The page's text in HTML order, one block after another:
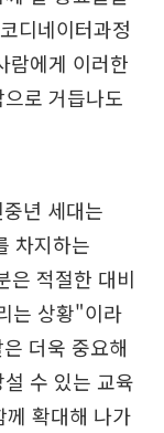
디네이터과정
람에게 이러한
로 거듭나도
년 세대는
차지하는
은 적절한 대비
는 상황"이라
더욱 중요해
수 있는 교육
께 확대해 나가